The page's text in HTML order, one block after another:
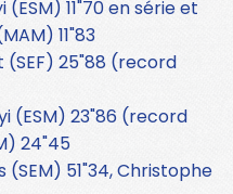
11"70 en série et
11"83
(SEF) 25"88 (record
(ESM) 23"86 (record
24"45
(SEM) 51"34, Christophe